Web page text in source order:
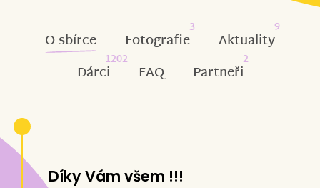
O sbírce Fotografie
3
Aktuality
9
Dárci
1202
FAQ Partneři
2
Díky Vám všem !!!